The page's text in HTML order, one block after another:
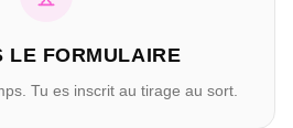
LE FORMULAIRE
Tu es inscrit au tirage au sort.